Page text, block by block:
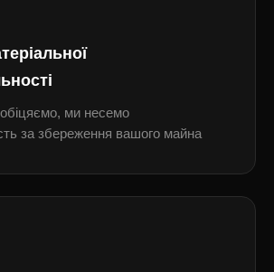
ми несемо
за збереження вашого майна